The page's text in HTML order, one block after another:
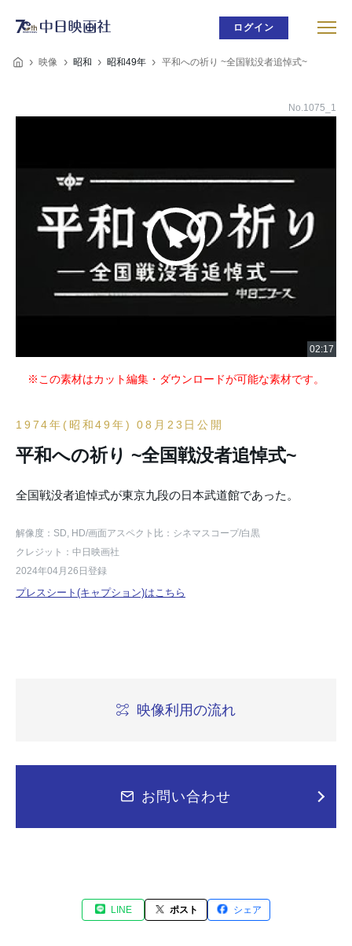
ログイン
映像 昭和 昭和49年 平和への祈り ~全国戦没者追悼式~
No.1075_1
※この素材はカット編集・ダウンロードが可能な素材です。
1974年(昭和49年) 08月23日公開
平和への祈り ~全国戦没者追悼式~
全国戦没者追悼式が東京九段の日本武道館であった。
解像度：SD, HD/画面アスペクト比：シネマスコープ/白黒
クレジット：中日映画社
2024年04月26日登録
プレスシート(キャプション)はこちら
映像利用の流れ
お問い合わせ
LINE ポスト シェア